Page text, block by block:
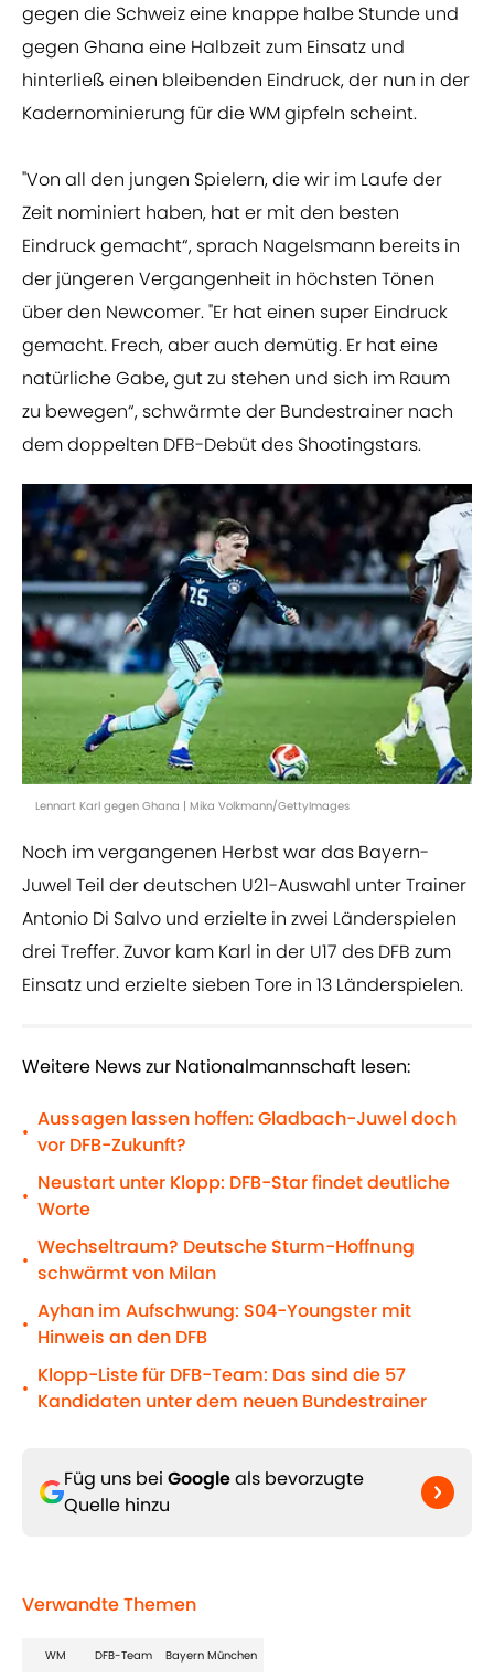
gegen die Schweiz eine knappe halbe Stunde und
gegen Ghana eine Halbzeit zum Einsatz und
hinterließ einen bleibenden Eindruck, der nun in der
Kadernominierung für die WM gipfeln scheint.
"Von all den jungen Spielern, die wir im Laufe der
Zeit nominiert haben, hat er mit den besten
Eindruck gemacht“, sprach Nagelsmann bereits in
der jüngeren Vergangenheit in höchsten Tönen
über den Newcomer. "Er hat einen super Eindruck
gemacht. Frech, aber auch demütig. Er hat eine
natürliche Gabe, gut zu stehen und sich im Raum
zu bewegen“, schwärmte der Bundestrainer nach
dem doppelten DFB-Debüt des Shootingstars.
Lennart Karl gegen Ghana | Mika Volkmann/GettyImages
Noch im vergangenen Herbst war das Bayern-
Juwel Teil der deutschen U21-Auswahl unter Trainer
Antonio Di Salvo und erzielte in zwei Länderspielen
drei Treffer. Zuvor kam Karl in der U17 des DFB zum
Einsatz und erzielte sieben Tore in 13 Länderspielen.
Weitere News zur Nationalmannschaft lesen:
•
Aussagen lassen hoffen: Gladbach-Juwel doch
vor DFB-Zukunft?
•
Neustart unter Klopp: DFB-Star findet deutliche
Worte
•
Wechseltraum? Deutsche Sturm-Hoffnung
schwärmt von Milan
•
Ayhan im Aufschwung: S04-Youngster mit
Hinweis an den DFB
•
Klopp-Liste für DFB-Team: Das sind die 57
Kandidaten unter dem neuen Bundestrainer
Füg uns bei Googleals bevorzugte
Quelle hinzu
Verwandte Themen
WM DFB-Team Bayern München